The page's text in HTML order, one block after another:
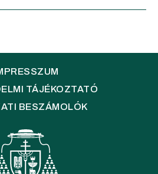
TÁJÉKOZTATÓ
BESZÁMOLÓK